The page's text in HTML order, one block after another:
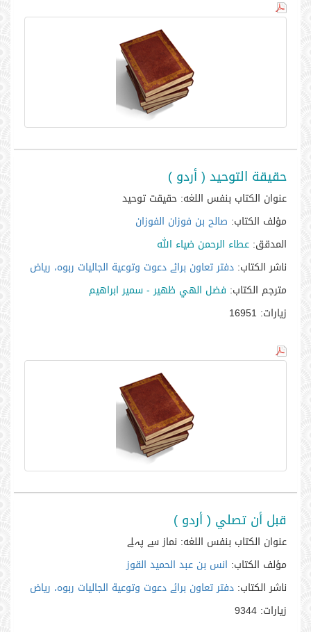
حقيقة التوحيد ( أردو )
عنوان الكتاب بنفس اللغه: حقیقت توحید
مؤلف الكتاب: صالح بن فوزان الفوزان
المدقق: عطاء الرحمن ضياء الله
ناشر الكتاب: دفتر تعاون برائے دعوت وتوعية الجاليات ربوہ، رياض
مترجم الكتاب: فضل الهي ظهير - سمير ابراهيم
زيارات:
قبل أن تصلي ( أردو )
عنوان الكتاب بنفس اللغه: نماز سے پہلے
مؤلف الكتاب: انس بن عبد الحميد القوز
ناشر الكتاب: دفتر تعاون برائے دعوت وتوعية الجاليات ربوہ، رياض
زيارات: